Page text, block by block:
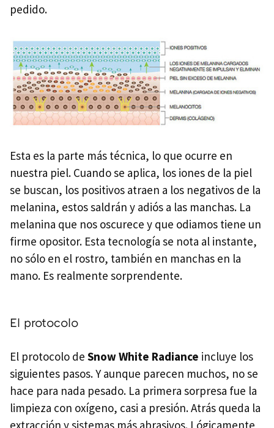
pedido.
Esta es la parte más técnica, lo que ocurre en
nuestra piel. Cuando se aplica, los iones de la piel
se buscan, los positivos atraen a los negativos de la
melanina, estos saldrán y adiós a las manchas. La
melanina que nos oscurece y que odiamos tiene un
firme opositor. Esta tecnología se nota al instante,
no sólo en el rostro, también en manchas en la
mano. Es realmente sorprendente.
El protocolo
El protocolo de Snow White Radiance incluye los
siguientes pasos. Y aunque parecen muchos, no se
hace para nada pesado. La primera sorpresa fue la
limpieza con oxígeno, casi a presión. Atrás queda la
extracción y sistemas más abrasivos. Lógicamente